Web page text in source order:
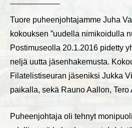
Tuore puheenjohtajamme Juha
kokouksen ”uudella nimikoidulla
Postimuseolla 20.1.2016 pidetty
neljä uutta jäsenhakemusta.
Filatelistiseuran jäseniksi Jukka
paikalla, sekä Rauno Aallon, Tero
Puheenjohtaja oli tehnyt